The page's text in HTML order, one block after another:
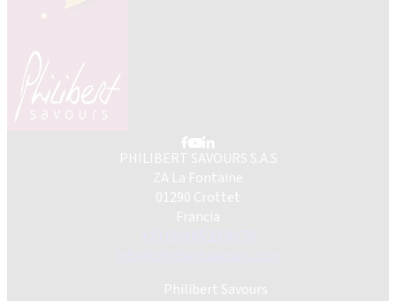
PHILIBERT SAVOURS S.A.S
ZA La Fontaine
01290 Crottet
Francia
Philibert Savours